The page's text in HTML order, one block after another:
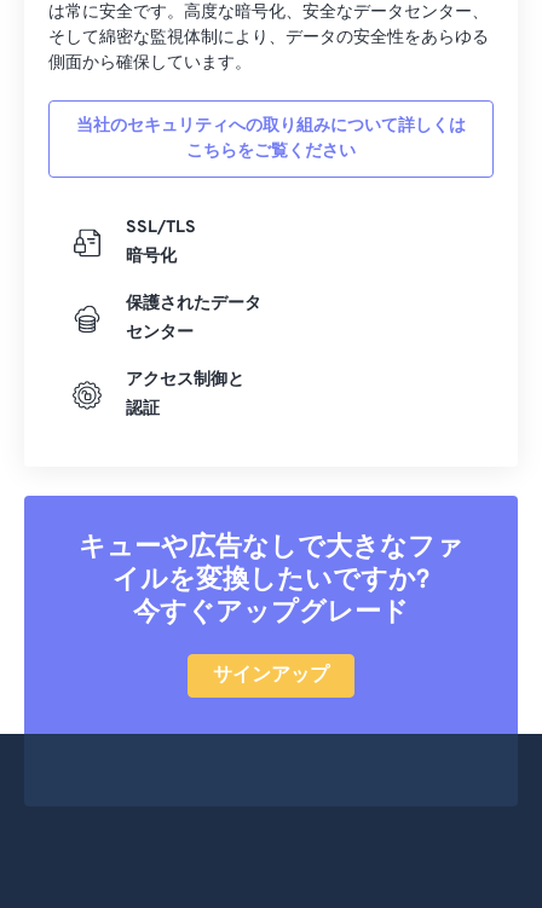
は常に安全です。高度な暗号化、安全なデータセンター、
そして綿密な監視体制により、データの安全性をあらゆる
側面から確保しています。
当社のセキュリティへの取り組みについて詳しくは
こちらをご覧ください
SSL/TLS
暗号化
保護されたデータ
センター
アクセス制御と
認証
キューや広告なしで大きなファ
イルを変換したいですか?
今すぐアップグレード
サインアップ